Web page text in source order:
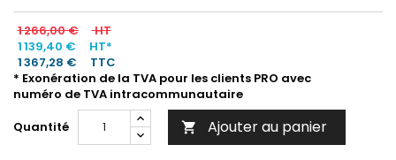
1 266,00 €
HT
1 139,40 €
HT*
1 367,28 €
TTC
* Exonération de la TVA pour les clients PRO avec
numéro de TVA intracommunautaire
Quantité
 Ajouter au panier